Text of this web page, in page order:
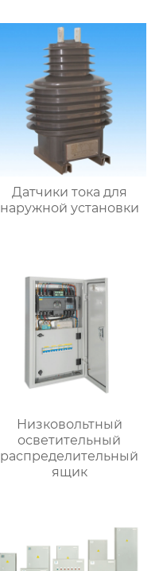
Датчики тока для
наружной установки
Низковольтный
осветительный
распределительный
ящик